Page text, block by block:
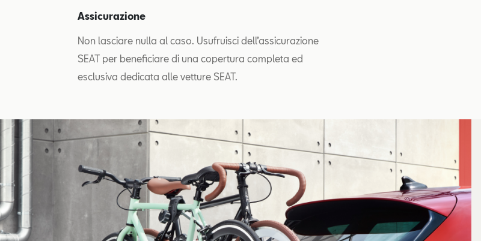
Assicurazione
Non lasciare nulla al caso. Usufruisci dell’assicurazione
SEAT per beneficiare di una copertura completa ed
esclusiva dedicata alle vetture SEAT.